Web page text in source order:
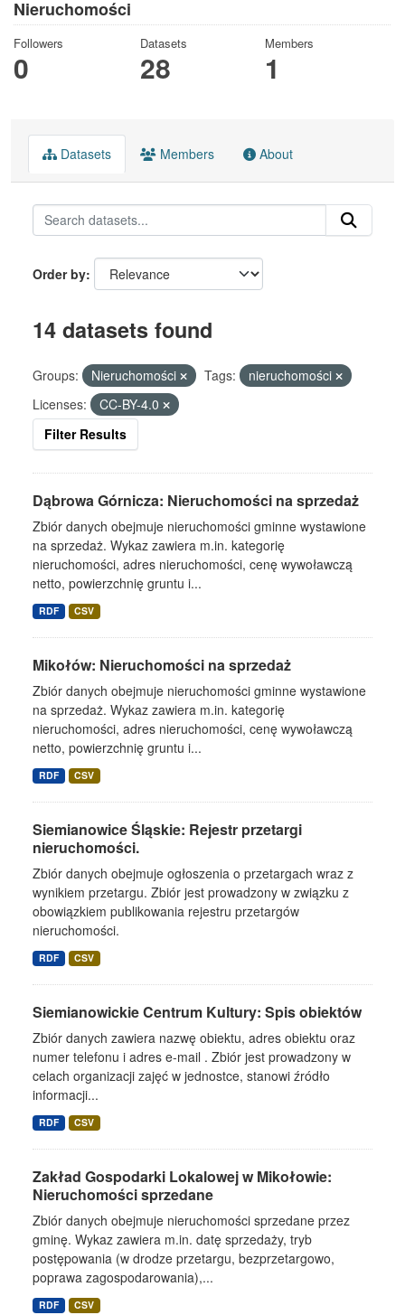
Nieruchomości
Followers
0
Datasets
28
Members
1
Datasets Members About
Order by
14 datasets found
Groups: Nieruchomości Tags:
nieruchomości
Licenses:
CC-BY-4.0
Filter Results
Dąbrowa Górnicza: Nieruchomości na sprzedaż
Zbiór danych obejmuje nieruchomości gminne wystawione
na sprzedaż. Wykaz zawiera m.in. kategorię
nieruchomości, adres nieruchomości, cenę wywoławczą
netto, powierzchnię gruntu i...
RDF CSV
Mikołów: Nieruchomości na sprzedaż
Zbiór danych obejmuje nieruchomości gminne wystawione
na sprzedaż. Wykaz zawiera m.in. kategorię
nieruchomości, adres nieruchomości, cenę wywoławczą
netto, powierzchnię gruntu i...
RDF CSV
Siemianowice Śląskie: Rejestr przetargi
nieruchomości.
Zbiór danych obejmuje ogłoszenia o przetargach wraz z
wynikiem przetargu. Zbiór jest prowadzony w związku z
obowiązkiem publikowania rejestru przetargów
nieruchomości.
RDF CSV
Siemianowickie Centrum Kultury: Spis obiektów
Zbiór danych zawiera nazwę obiektu, adres obiektu oraz
numer telefonu i adres e-mail . Zbiór jest prowadzony w
celach organizacji zajęć w jednostce, stanowi źródło
informacji...
RDF CSV
Zakład Gospodarki Lokalowej w Mikołowie:
Nieruchomości sprzedane
Zbiór danych obejmuje nieruchomości sprzedane przez
gminę. Wykaz zawiera m.in. datę sprzedaży, tryb
postępowania (w drodze przetargu, bezprzetargowo,
poprawa zagospodarowania),...
RDF CSV